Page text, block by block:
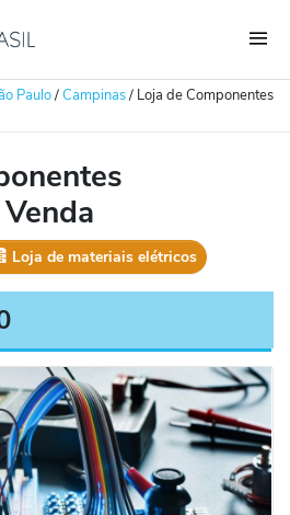
Paulo/Campinas/ Loja de Componentes
Loja de materiais elétricos